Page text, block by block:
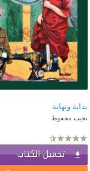
بداية ونهاية
نجيب محفوظ
تحميل الكتاب